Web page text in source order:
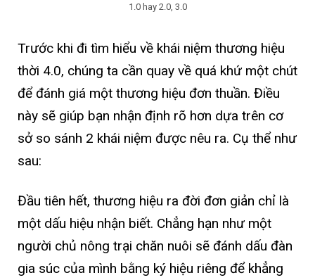
1.0 hay 2.0, 3.0
Trước khi đi tìm hiểu về khái niệm thương hiệu
thời 4.0, chúng ta cần quay về quá khứ một chút
để đánh giá một thương hiệu đơn thuần. Điều
này sẽ giúp bạn nhận định rõ hơn dựa trên cơ
sở so sánh 2 khái niệm được nêu ra. Cụ thể như
sau:
Đầu tiên hết, thương hiệu ra đời đơn giản chỉ là
một dấu hiệu nhận biết. Chẳng hạn như một
người chủ nông trại chăn nuôi sẽ đánh dấu đàn
gia súc của mình bằng ký hiệu riêng để khẳng